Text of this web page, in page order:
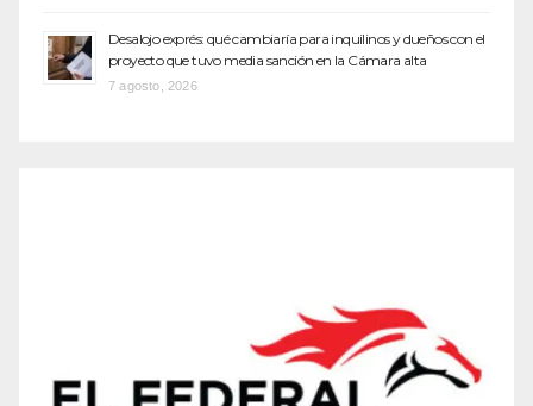
Desalojo exprés: qué cambiaría para inquilinos y dueños con el
proyecto que tuvo media sanción en la Cámara alta
7 agosto, 2026